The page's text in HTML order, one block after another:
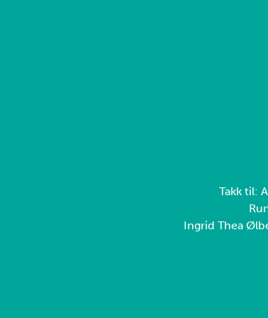
Takk til:
Ingrid Thea